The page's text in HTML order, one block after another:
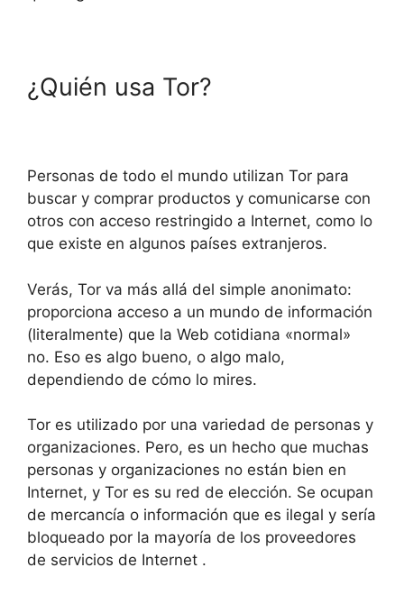
¿Quién usa Tor?
Personas de todo el mundo utilizan Tor para
buscar y comprar productos y comunicarse con
otros con acceso restringido a Internet, como lo
que existe en algunos países extranjeros.
Verás, Tor va más allá del simple anonimato:
proporciona acceso a un mundo de información
(literalmente) que la Web cotidiana «normal»
no. Eso es algo bueno, o algo malo,
dependiendo de cómo lo mires.
Tor es utilizado por una variedad de personas y
organizaciones. Pero, es un hecho que muchas
personas y organizaciones no están bien en
Internet, y Tor es su red de elección. Se ocupan
de mercancía o información que es ilegal y sería
bloqueado por la mayoría de los proveedores
de servicios de Internet .